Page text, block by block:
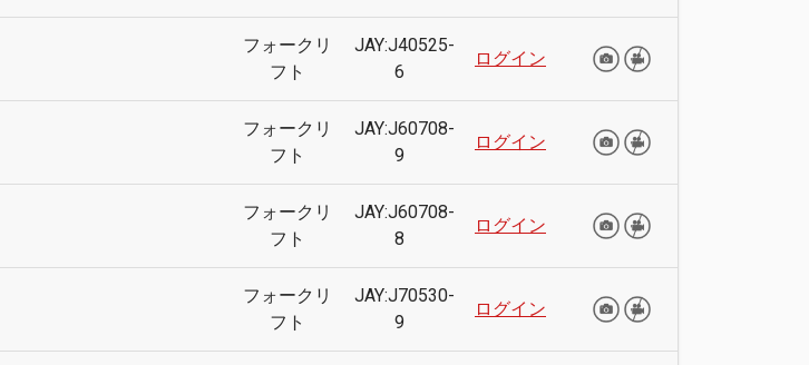
フォークリ
フト
JAY:J40525-
6
ログイン
フォークリ
フト
JAY:J60708-
9
ログイン
フォークリ
フト
JAY:J60708-
8
ログイン
フォークリ
フト
JAY:J70530-
9
ログイン